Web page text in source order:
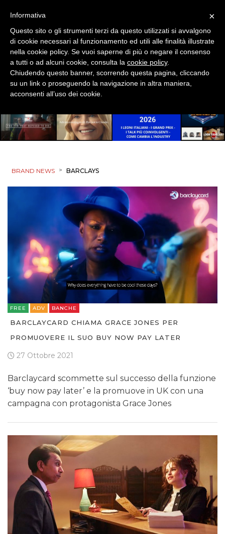
BRAND NEWS > BARCLAYS
FREE ADV BANCHE
BARCLAYCARD CHIAMA GRACE JONES PER
PROMUOVERE IL SUO BUY NOW PAY LATER
27 Ottobre 2021
Barclaycard scommette sul successo della funzione
‘buy now pay later’ e la promuove in UK con una
campagna con protagonista Grace Jones
×
Informativa
Questo sito o gli strumenti terzi da questo utilizzati si avvalgono
di cookie necessari al funzionamento ed utili alle finalità illustrate
nella cookie policy. Se vuoi saperne di più o negare il consenso
a tutti o ad alcuni cookie, consulta la cookie policy.
Chiudendo questo banner, scorrendo questa pagina, cliccando
su un link o proseguendo la navigazione in altra maniera,
acconsenti all’uso dei cookie.